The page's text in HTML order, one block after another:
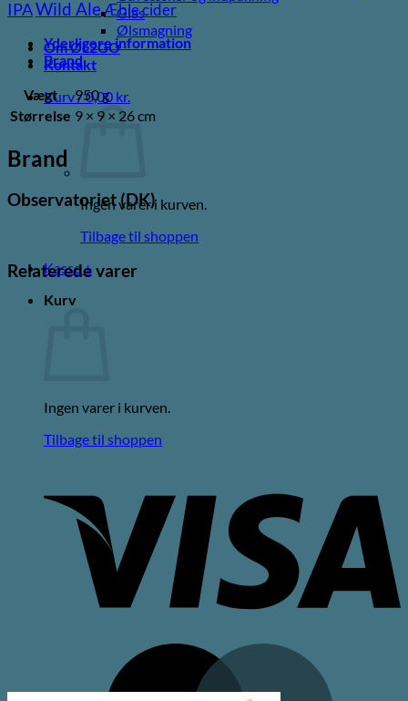
Glas
Ølsmagning
Om ØL2GO
Kontakt
Kurv /0,00 kr.
Ingen varer i kurven.
Tilbage til shoppen
Kasse+
Kurv
Ingen varer i kurven.
Tilbage til shoppen
IPAWild Ale Æble cider
Yderligere information
Brand
Vægt
950 g
Størrelse 9 × 9 × 26 cm
Brand
Observatoriet (DK)
Relaterede varer